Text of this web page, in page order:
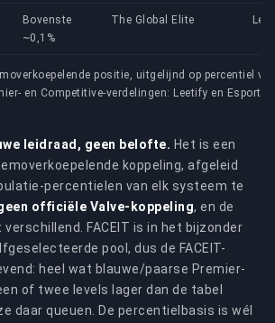
positie, uitgelijnd op percentiel
en Competitive-verdelingen: Leetify en Esports
Bovenste
~0,1%
The Global Elite
leidraad, geen belofte. Het is een
koppeling, afgeleid
percentielen van elk systeem te
officiële Valve-koppeling, en de
FACEIT is in het bijzonder
pool, dus de FACEIT-
heel wat blauwe/paarse Premier-
of twee levels lager dan de tabel
daar queuen. De percentielbasis is wél